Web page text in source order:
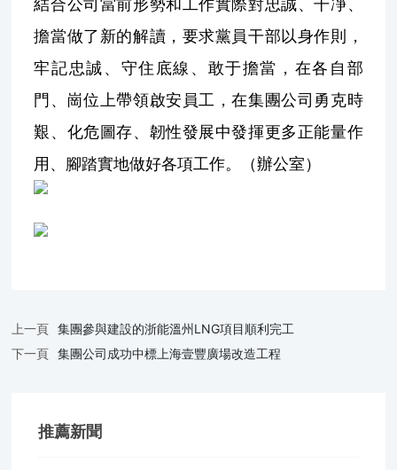
聯
系
們
結合公司當前形勢和工作實際對忠誠、干凈、
擔當做了新的解讀，要求黨員干部以身作則，
牢記忠誠、守住底線、敢于擔當，在各自部
門、崗位上帶領啟安員工，在集團公司勇克時
艱、化危圖存、韌性發展中發揮更多正能量作
用、腳踏實地做好各項工作。（辦公室）
上一頁
集團參與建設的浙能溫州LNG項目順利完工
集團公司成功中標上海壹豐廣場改造工程
下一頁
推薦新聞